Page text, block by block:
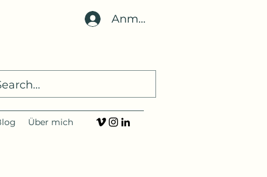
Anmelden
Über mich